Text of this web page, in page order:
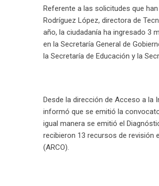
Referente a las solicitudes que
Rodríguez López, directora de
año, la ciudadanía ha ingresado 3
en la Secretaría General de
la Secretaría de Educación y la
Desde la dirección de Acceso a la
informó que se emitió la
igual manera se emitió el
recibieron 13 recursos de revisión
(ARCO).